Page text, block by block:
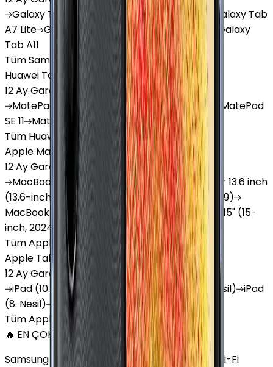
Galaxy Tab S9 Plus GalaxyTab S10 Ultra Galaxy Tab
A7 Lite Galaxy Tab A9 GalaxyTab A9 Plus
Galaxy
Tab A11
Tüm Samsung Tablet'ler
Huawei Tablet
12 Ay Garanti
6 Taksit
MatePad
MatePad 11.5 MatePad11.5"S
MatePad
SE 11
MatePad
12 X
Tüm Huawei Tablet'ler
Apple Macbook
12 Ay Garanti
12 Taksit
MacBook
Air 13" (13-inch, 2020) MacBook
Air 13.6 inch
(13.6-inch, 2022)
MacBookAir 13" (13-inch, 2019)
MacBook Pro 16" (16-inch, 2019) MacBook
Air 15" (15-
inch, 2024)
MacBook
Air 13"
Tüm Apple Macbook'lar
Apple Tablet
12 Ay Garanti•6 Taksit
iPad (10. Nesil) Air (6. Nesil) iPad(9. Nesil) iPad
(8. Nesil)
iPad Air (5. Nesil) iPadAir (2. Nesil)
Tüm Apple Tablet'ler
🔥 EN ÇOK SATAN
Samsung Galaxy Tab S9 Plus 256 GB 12.4 inç Wi-Fi